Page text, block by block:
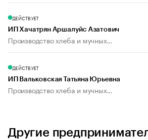
ДЕЙСТВУЕТ
ИП Хачатрян Аршалуйс Азатович
Производство хлеба и мучных...
ДЕЙСТВУЕТ
ИП Вальковская Татьяна Юрьевна
Производство хлеба и мучных...
Другие